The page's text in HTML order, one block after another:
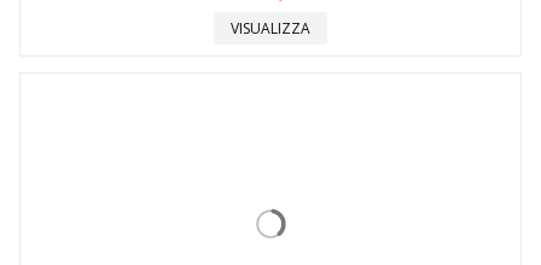
VISUALIZZA